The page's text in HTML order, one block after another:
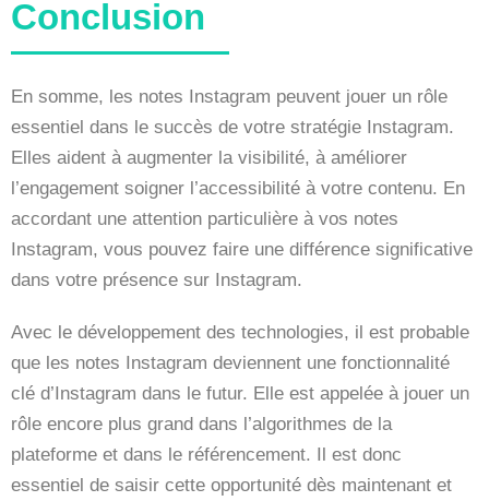
Conclusion
En somme, les notes Instagram peuvent jouer un rôle
essentiel dans le succès de votre stratégie Instagram.
Elles aident à augmenter la visibilité, à améliorer
l’engagement soigner l’accessibilité à votre contenu. En
accordant une attention particulière à vos notes
Instagram, vous pouvez faire une différence significative
dans votre présence sur Instagram.
Avec le développement des technologies, il est probable
que les notes Instagram deviennent une fonctionnalité
clé d’Instagram dans le futur. Elle est appelée à jouer un
rôle encore plus grand dans l’algorithmes de la
plateforme et dans le référencement. Il est donc
essentiel de saisir cette opportunité dès maintenant et